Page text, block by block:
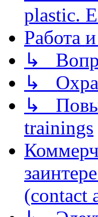
plastic.
Работа
↳
↳
↳
trainings
(contact